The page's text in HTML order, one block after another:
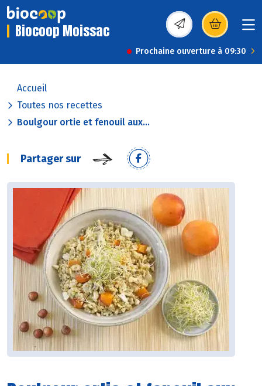
Biocoop Moissac (s’ouvre dans une
Prochaine ouverture à 09:30
Accueil
Toutes nos recettes
Boulgour ortie et fenouil aux...
Partager sur